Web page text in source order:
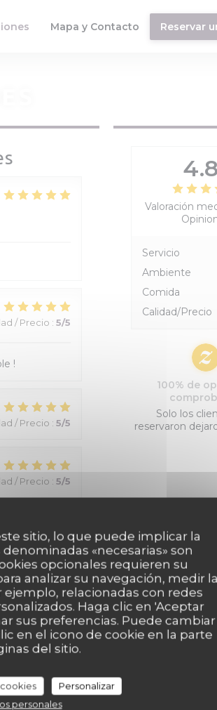
sitio, lo que puede implicar la
«necesarias» son
opcionales requieren su
analizar su navegación, medir la
relacionadas con redes
Haga clic en 'Aceptar
sus preferencias. Puede cambiar
en el icono de cookie en la parte
del sitio.
Personalizar
personales
((abre en una nueva ventana))
Mapa y Contacto Reservar
/ Precio : 5/5
!
/ Precio : 5/5
/ Precio : 5/5
/ Precio:5/5
très
/ Precio :5/5
4.8
Valoración
Servicio
Ambiente
Comida
Calidad/Precio
100% de
Solo los
reservaron